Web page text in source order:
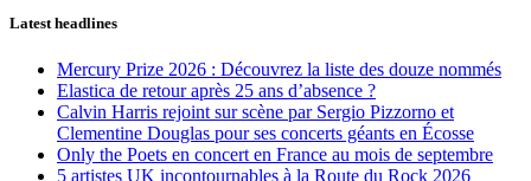
Latest headlines
Mercury Prize 2026 : Découvrez la liste des douze nommés
Elastica de retour après 25 ans d’absence ?
Calvin Harris rejoint sur scène par Sergio Pizzorno et
Clementine Douglas pour ses concerts géants en Écosse
Only the Poets en concert en France au mois de septembre
5 artistes UK incontournables à la Route du Rock 2026